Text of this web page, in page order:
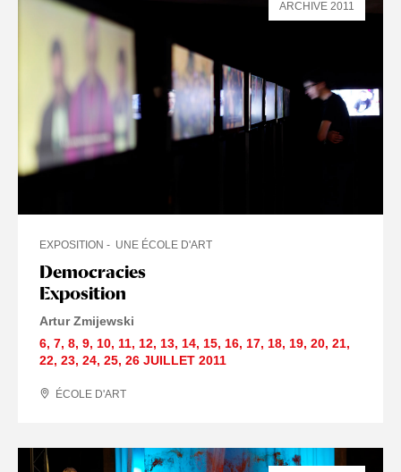
Democracies
Exposition
EXPOSITION UNE ÉCOLE D'ART
EXPOSITIONS-INSTALLATIONS
EXPOSITION / INSTALLATION
Artur Zmijewski
6, 7, 8, 9, 10, 11, 12, 13, 14, 15, 16, 17, 18, 19, 20, 21,
22, 23, 24, 25, 26 JUILLET 2011
ÉCOLE D'ART
ARCHIVE 2011